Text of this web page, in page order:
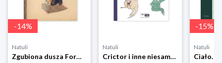
-14%
Natuli
Zgubiona dusza Format
Natuli
Crictor i inne niesamowite stwory Format
-15%
Natuli